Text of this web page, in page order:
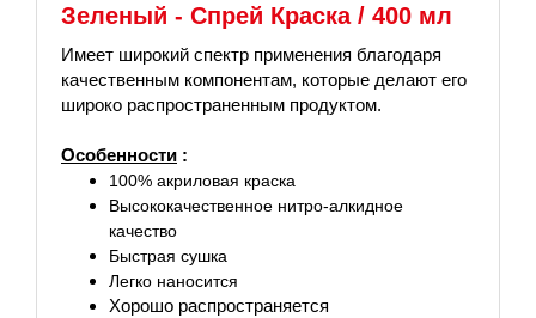
Зеленый - Спрей Краска / 400 мл
Имеет широкий спектр применения благодаря
качественным компонентам, которые делают его
широко распространенным продуктом.
Особенности :
100% акриловая краска
Высококачественное нитро-алкидное
качество
Быстрая сушка
Легко наносится
Хорошо распространяется